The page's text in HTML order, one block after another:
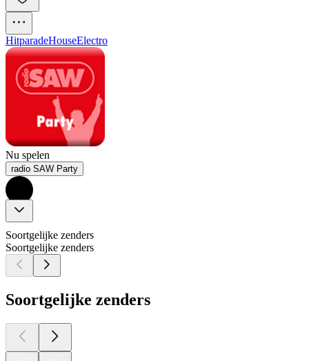
HitparadeHouseElectro
Nu spelen
radio SAW Party
Soortgelijke zenders
Soortgelijke zenders
Soortgelijke zenders